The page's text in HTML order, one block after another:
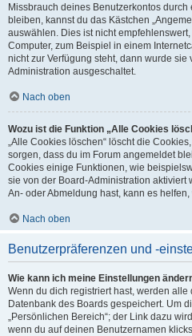
Missbrauch deines Benutzerkontos
bleiben, kannst du das Kästchen
auswählen. Dies ist nicht
Computer, zum Beispiel in einem
nicht zur Verfügung steht, dann wurde sie
Administration ausgeschaltet.
Nach oben
Wozu ist die Funktion „Alle Cookies
„Alle Cookies löschen“ löscht die
sorgen, dass du im Forum angemeldet
Cookies einige Funktionen, wie
sie von der Board-Administration aktiviert
An- oder Abmeldung hast, kann es
Nach oben
Benutzerpräferenzen und -
Wie kann ich meine Einstellungen
Wenn du dich registriert hast, werden
Datenbank des Boards gespeichert. Um
„Persönlichen Bereich“; der Link dazu
wenn du auf deinen Benutzernamen